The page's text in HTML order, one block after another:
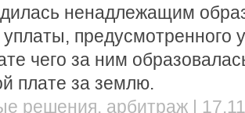
ненадлежащим
уплаты, предусмотренного
чего за ним
плате за землю.
решения, арбитраж |